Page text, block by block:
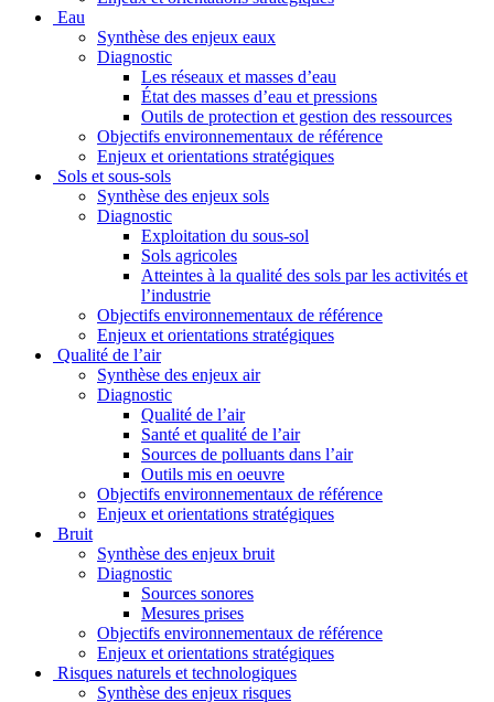
Eau
Synthèse des enjeux eaux
Diagnostic
Les réseaux et masses d’eau
État des masses d’eau et pressions
Outils de protection et gestion des ressources
Objectifs environnementaux de référence
Enjeux et orientations stratégiques
Sols et sous-sols
Synthèse des enjeux sols
Diagnostic
Exploitation du sous-sol
Sols agricoles
Atteintes à la qualité des sols par les activités et
l’industrie
Objectifs environnementaux de référence
Enjeux et orientations stratégiques
Qualité de l’air
Synthèse des enjeux air
Diagnostic
Qualité de l’air
Santé et qualité de l’air
Sources de polluants dans l’air
Outils mis en oeuvre
Objectifs environnementaux de référence
Enjeux et orientations stratégiques
Bruit
Synthèse des enjeux bruit
Diagnostic
Sources sonores
Mesures prises
Objectifs environnementaux de référence
Enjeux et orientations stratégiques
Risques naturels et technologiques
Synthèse des enjeux risques